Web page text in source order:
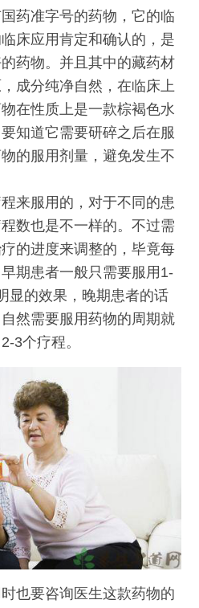
准字号的药物，它的临
床应用肯定和确认的，是
药物。并且其中的藏药材
成分纯净自然，在临床上
在性质上是一款棕褐色水
知道它需要研碎之后在服
的服用剂量，避免发生不
服用的，对于不同的患
数也是不一样的。不过需
的进度来调整的，毕竟每
期患者一般只需要服用1-
显的效果，晚期患者的话
然需要服用药物的周期就
3个疗程。
要咨询医生这款药物的